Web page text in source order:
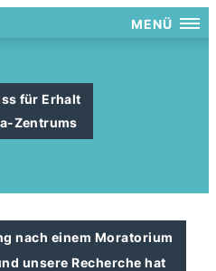
MENÜ
für Erhalt
Zentrums
nach einem Moratorium
unsere Recherche hat